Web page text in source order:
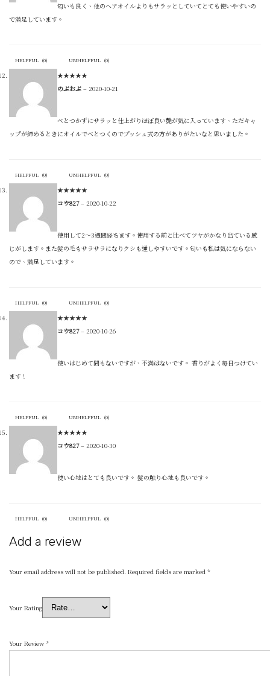
匂いも良く、他のヘアオイルよりもサラッとしていてとても使いやすいの
で満足しています。
HELPFUL (0) UNHELPFUL (0)
★★★★★
のぶおぶ – 2020-10-21
べとつかずにサラッと仕上がりほぼ良い艶が気に入っています、ただキャ
ップが締めるときにオイルでべとつくのでプッシュ式の方がありがたいなと思いました。
HELPFUL (0) UNHELPFUL (0)
★★★★★
コウ827– 2020-10-22
使用して2〜3週間経ちます。使用する前と比べてツヤがかなり出ている感
じがします。また髪の毛もサラサラになりクシも通しやすいです。匂いも私は気にならない
ので、満足しています。
HELPFUL (0) UNHELPFUL (0)
★★★★★
コウ827– 2020-10-26
使いはじめて間もないですが、不満はないです。 香りがよく毎日つけてい
ます！
HELPFUL (0) UNHELPFUL (0)
★★★★★
コウ827– 2020-10-30
使い心地はとても良いです。 髪の触り心地も良いです。
HELPFUL (0) UNHELPFUL (0)
Add a review
Your email address will not be published. Required fields are marked *
Your Rating
Your Review *